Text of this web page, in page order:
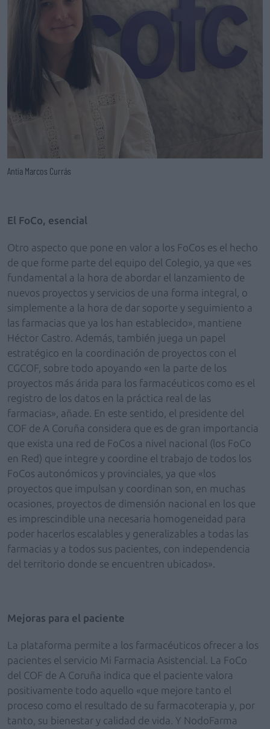
Antía Marcos Currás
El FoCo, esencial
Otro aspecto que pone en valor a los FoCos es el hecho
de que forme parte del equipo del Colegio, ya que «es
fundamental a la hora de abordar el lanzamiento de
nuevos proyectos y servicios de una forma integral, o
simplemente a la hora de dar soporte y seguimiento a
las farmacias que ya los han establecido», mantiene
Héctor Castro. Además, también juega un papel
estratégico en la coordinación de proyectos con el
CGCOF, sobre todo apoyando «en la parte de los
proyectos más árida para los farmacéuticos como es el
registro de los datos en la práctica real de las
farmacias», añade. En este sentido, el presidente del
COF de A Coruña considera que es de gran importancia
que exista una red de FoCos a nivel nacional (los FoCo
en Red) que integre y coordine el trabajo de todos los
FoCos autonómicos y provinciales, ya que «los
proyectos que impulsan y coordinan son, en muchas
ocasiones, proyectos de dimensión nacional en los que
es imprescindible una necesaria homogeneidad para
poder hacerlos escalables y generalizables a todas las
farmacias y a todos sus pacientes, con independencia
del territorio donde se encuentren ubicados».
Mejoras para el paciente
La plataforma permite a los farmacéuticos ofrecer a los
pacientes el servicio Mi Farmacia Asistencial. La FoCo
del COF de A Coruña indica que el paciente valora
positivamente todo aquello «que mejore tanto el
proceso como el resultado de su farmacoterapia y, por
tanto, su bienestar y calidad de vida. Y NodoFarma